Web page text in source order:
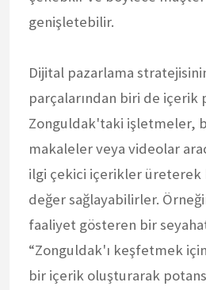
genişletebilir.
Dijital pazarlama
parçalarından biri de içerik
Zonguldak'taki işletmeler,
makaleler veya videolar
ilgi çekici içerikler
değer sağlayabilirler.
faaliyet gösteren bir
“Zonguldak'ı keşfetmek
bir içerik oluşturarak